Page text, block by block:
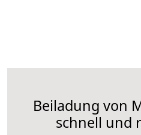
Beiladung von
schnell und